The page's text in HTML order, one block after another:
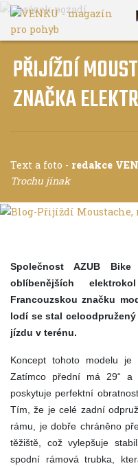
PŘIJÍŽDÍ
ZNAČKA
Text a foto - redakce
Trochu jinak
Společnost AZUB
oblíbenějších
Francouzskou značku
lodí se stal celoodpružený
jízdu v terénu.
Koncept tohoto modelu je
Zatímco přední má 29“ a
poskytuje perfektní
Tím, že je celé zadní
rámu, je dobře chráněno
těžiště, což vylepšuje
spodní rámová trubka,